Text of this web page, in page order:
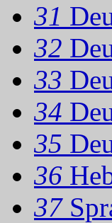
31
32
33
34
35
36
37